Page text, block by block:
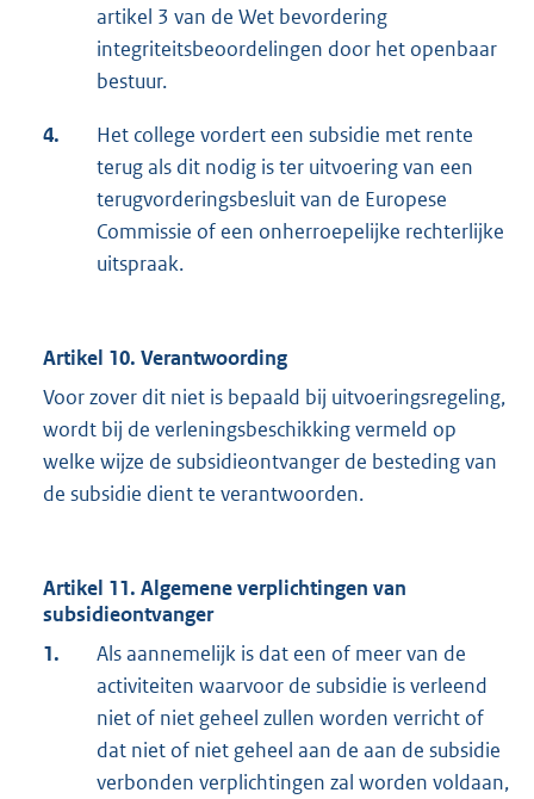
artikel 3 van de Wet bevordering
integriteitsbeoordelingen door het openbaar
bestuur.
4.
Het college vordert een subsidie met rente
terug als dit nodig is ter uitvoering van een
terugvorderingsbesluit van de Europese
Commissie of een onherroepelijke rechterlijke
uitspraak.
Artikel 10. Verantwoording
Voor zover dit niet is bepaald bij uitvoeringsregeling,
wordt bij de verleningsbeschikking vermeld op
welke wijze de subsidieontvanger de besteding van
de subsidie dient te verantwoorden.
Artikel 11. Algemene verplichtingen van
subsidieontvanger
1.
Als aannemelijk is dat een of meer van de
activiteiten waarvoor de subsidie is verleend
niet of niet geheel zullen worden verricht of
dat niet of niet geheel aan de aan de subsidie
verbonden verplichtingen zal worden voldaan,